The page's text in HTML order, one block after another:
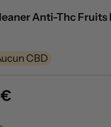
Anti-Thc Fruits
CBD